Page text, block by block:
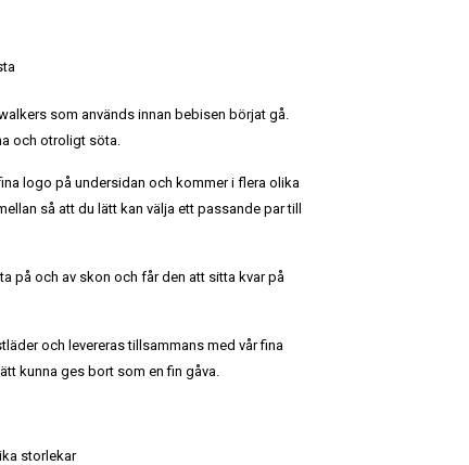
som används innan bebisen börjat gå.
och otroligt söta.
logo på undersidan och kommer i flera olika
så att du lätt kan välja ett passande par till
på och av skon och får den att sitta kvar på
och levereras tillsammans med vår fina
kunna ges bort som en fin gåva.
storlekar